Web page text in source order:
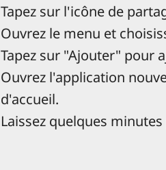
Tapez sur l'icône de
Ouvrez le menu et
Tapez sur "Ajouter" pour
Ouvrez l'application
d'accueil.
Laissez quelques